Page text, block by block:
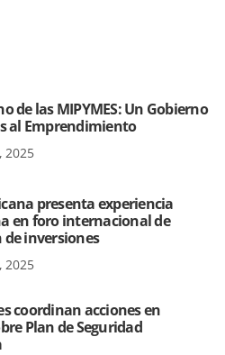
de las MIPYMES: Un Gobierno
al Emprendimiento
2025
presenta experiencia
en foro internacional de
inversiones
2025
coordinan acciones en
Plan de Seguridad